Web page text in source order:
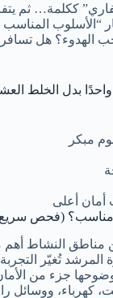
ككلمة… ثم
“الأسلوب
الهدوء؟ هل تسافر
مبكر
أمان أعلى
مناسب؟ (فحص سريع
مناطق النشاط أهم
تُغيّر التجربة 180°.
جزء من
كهرباء،